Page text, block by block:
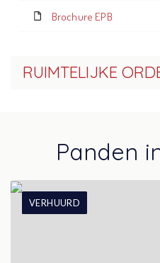
Brochure EPB
RUIMTELIJKE
Panden
VERHUURD